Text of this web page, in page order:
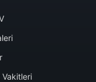
Vakitleri